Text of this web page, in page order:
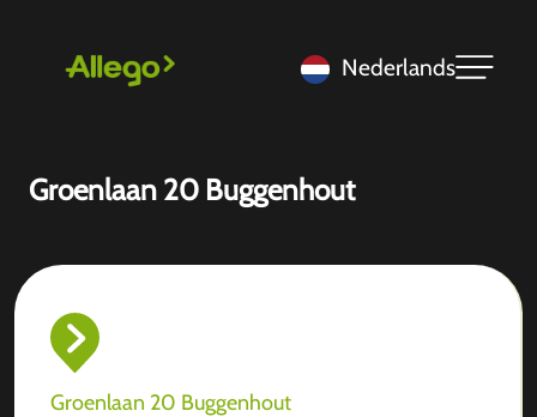
Nederlands
Groenlaan 20 Buggenhout
Groenlaan 20 Buggenhout